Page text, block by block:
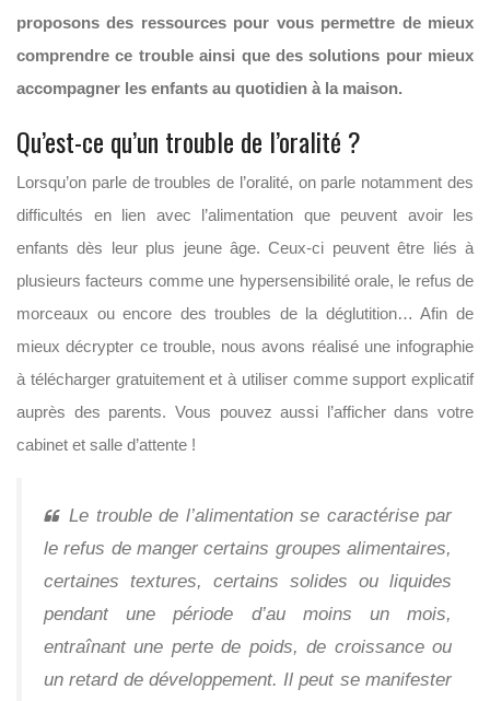
proposons des ressources pour vous permettre de mieux
comprendre ce trouble ainsi que des solutions pour mieux
accompagner les enfants au quotidien à la maison.
Qu’est-ce qu’un trouble de l’oralité ?
Lorsqu’on parle de troubles de l’oralité, on parle notamment des
difficultés en lien avec l’alimentation que peuvent avoir les
enfants dès leur plus jeune âge. Ceux-ci peuvent être liés à
plusieurs facteurs comme une hypersensibilité orale, le refus de
morceaux ou encore des troubles de la déglutition… Afin de
mieux décrypter ce trouble, nous avons réalisé une infographie
à télécharger gratuitement et à utiliser comme support explicatif
auprès des parents. Vous pouvez aussi l’afficher dans votre
cabinet et salle d’attente !
Le trouble de l’alimentation se caractérise par
le refus de manger certains groupes alimentaires,
certaines textures, certains solides ou liquides
pendant une période d’au moins un mois,
entraînant une perte de poids, de croissance ou
un retard de développement. Il peut se manifester